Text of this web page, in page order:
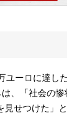
ーロに達し
、「社会の
せつけた」